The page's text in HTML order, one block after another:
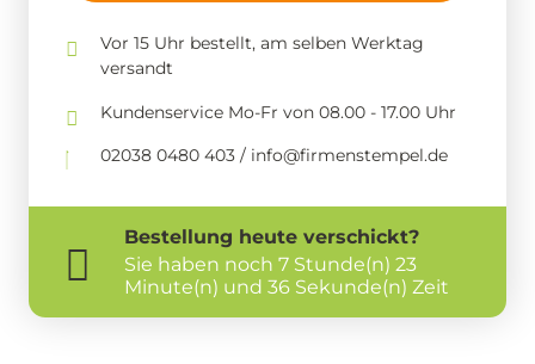
Vor 15 Uhr bestellt, am selben Werktag
versandt
Kundenservice Mo-Fr von 08.00 - 17.00 Uhr
02038 0480 403 / info@firmenstempel.de
Bestellung heute verschickt?
Sie haben noch 7 Stunde(n) 23
Minute(n) und 35 Sekunde(n) Zeit